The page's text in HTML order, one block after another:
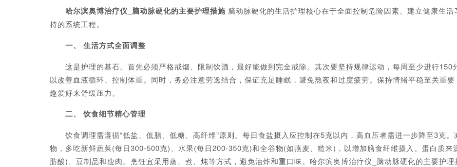
哈尔滨奥博治疗仪_脑动脉硬化的主要护理措施 脑动脉硬化的生活护理核心在于全面控制危险因素、建立健康生
持的系统工程。
一、 生活方式全面调整
这是护理的基石。首先必须严格戒烟、限制饮酒，最好能做到完全戒除。其次要坚持规律运动，每周至少进行150
以改善血液循环、控制体重。同时，务必注意劳逸结合，保证充足睡眠，避免熬夜和过度疲劳。保持情绪平稳至关重
趣爱好来舒缓压力。
二、 饮食细节精心管理
饮食调理需遵循“低盐、低脂、低糖、高纤维”原则。每日食盐摄入应控制在5克以内，高血压者需进一步降至3克。
物，多吃新鲜蔬菜(每日300-500克)、水果(每日200-350克)和全谷物(如燕麦、糙米)，以增加膳食纤维摄入。蛋白质
肪酸)、豆制品和瘦肉。烹饪宜采用蒸、煮、炖等方式，避免油炸和重口味。哈尔滨奥博治疗仪_脑动脉硬化的主要护理